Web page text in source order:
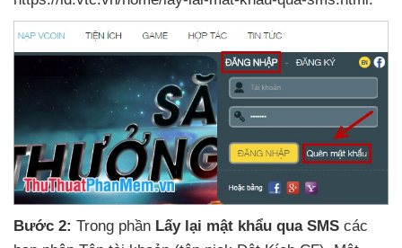
Bước 2: Trong phần Lấy lại mật khẩu qua SMS các